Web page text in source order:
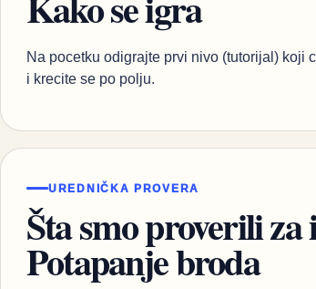
Na pocetku odigrajte prvi nivo (tutorijal) koji
i krecite se po polju.
UREDNIČKA PROVERA
Šta smo proverili
Potapanje broda